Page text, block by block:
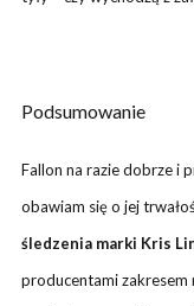
Podsumowanie
Fallon na razie dobrze i
obawiam się o jej
śledzenia marki Kris
producentami